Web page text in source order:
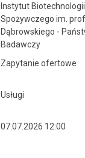
Instytut
Spożywczego im.
Dąbrowskiego -
Badawczy
Zapytanie ofertowe
Usługi
07.07.2026 12:00